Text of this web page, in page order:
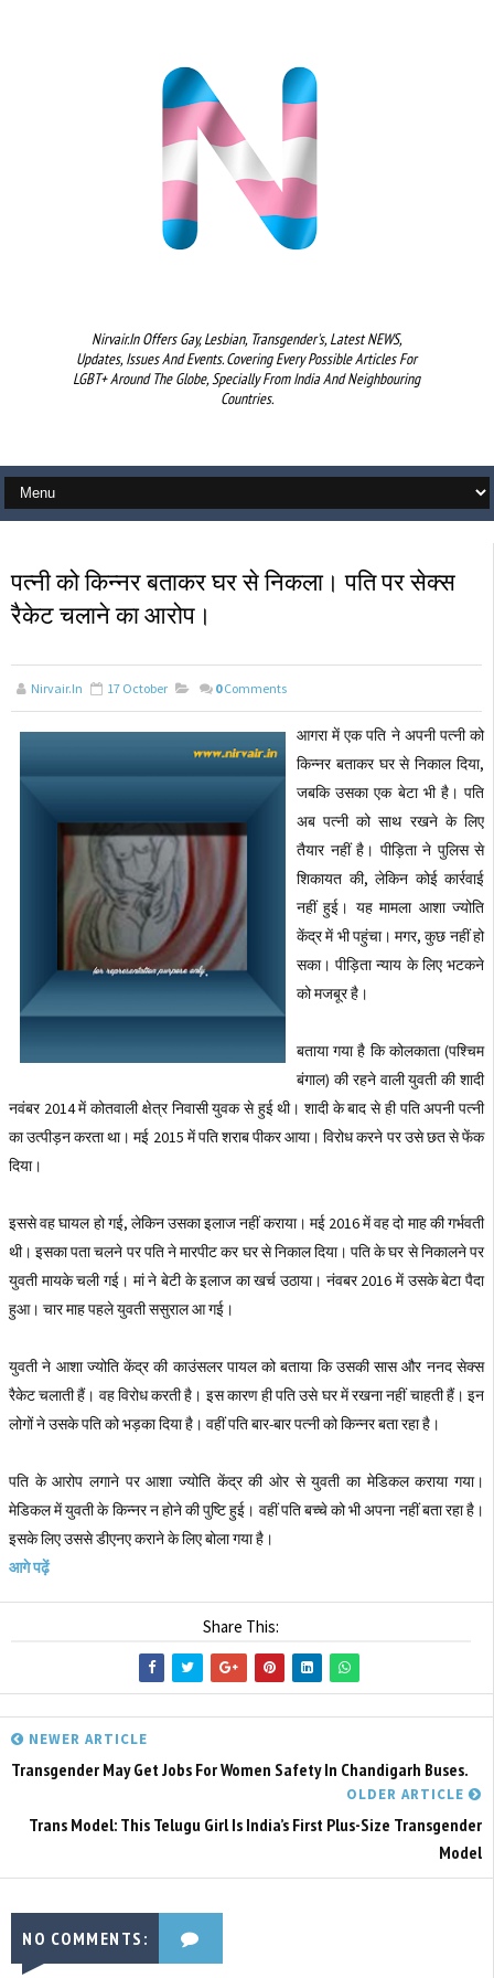
Nirvair.in Offers Gay, Lesbian, Transgender's, Latest NEWS,
Updates, Issues And Events. Covering Every Possible Articles For
LGBT+ Around The Globe, Specially From India And Neighbouring
Countries.
पत्नी को किन्नर बताकर घर से निकला। पति पर सेक्स
रैकेट चलाने का आरोप।
Nirvair.in 17 October 0 Comments
आगरा में एक पति ने अपनी पत्नी को
किन्नर बताकर घर से निकाल दिया,
जबकि उसका एक बेटा भी है। पति
अब पत्नी को साथ रखने के लिए
तैयार नहीं है। पीड़िता ने पुलिस से
शिकायत की, लेकिन कोई कार्रवाई
नहीं हुई। यह मामला आशा ज्योति
केंद्र में भी पहुंचा। मगर, कुछ नहीं हो
सका। पीड़िता न्याय के लिए भटकने
को मजबूर है।
बताया गया है कि कोलकाता (पश्चिम
बंगाल) की रहने वाली युवती की शादी
नवंबर 2014 में कोतवाली क्षेत्र निवासी युवक से हुई थी। शादी के बाद से ही पति अपनी पत्नी
का उत्पीड़न करता था। मई 2015 में पति शराब पीकर आया। विरोध करने पर उसे छत से फेंक
दिया।
इससे वह घायल हो गई, लेकिन उसका इलाज नहीं कराया। मई 2016 में वह दो माह की गर्भवती
थी। इसका पता चलने पर पति ने मारपीट कर घर से निकाल दिया। पति के घर से निकालने पर
युवती मायके चली गई। मां ने बेटी के इलाज का खर्च उठाया। नंवबर 2016 में उसके बेटा पैदा
हुआ। चार माह पहले युवती ससुराल आ गई।
युवती ने आशा ज्योति केंद्र की काउंसलर पायल को बताया कि उसकी सास और ननद सेक्स
रैकेट चलाती हैं। वह विरोध करती है। इस कारण ही पति उसे घर में रखना नहीं चाहती हैं। इन
लोगों ने उसके पति को भड़का दिया है। वहीं पति बार-बार पत्नी को किन्नर बता रहा है।
पति के आरोप लगाने पर आशा ज्योति केंद्र की ओर से युवती का मेडिकल कराया गया।
मेडिकल में युवती के किन्नर न होने की पुष्टि हुई। वहीं पति बच्चे को भी अपना नहीं बता रहा है।
इसके लिए उससे डीएनए कराने के लिए बोला गया है।
आगे पढ़ें
Share This:
NEWER ARTICLE
Transgender May Get Jobs For Women Safety In Chandigarh Buses.
OLDER ARTICLE
Trans Model: This Telugu Girl Is India’s First Plus-Size Transgender
Model
NO COMMENTS: